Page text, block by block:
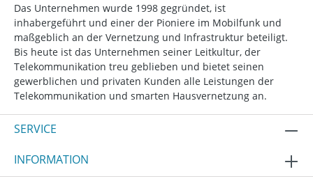
Das Unternehmen wurde 1998 gegründet, ist
inhabergeführt und einer der Pioniere im Mobilfunk und
maßgeblich an der Vernetzung und Infrastruktur beteiligt.
Bis heute ist das Unternehmen seiner Leitkultur, der
Telekommunikation treu geblieben und bietet seinen
gewerblichen und privaten Kunden alle Leistungen der
Telekommunikation und smarten Hausvernetzung an.
SERVICE
INFORMATION